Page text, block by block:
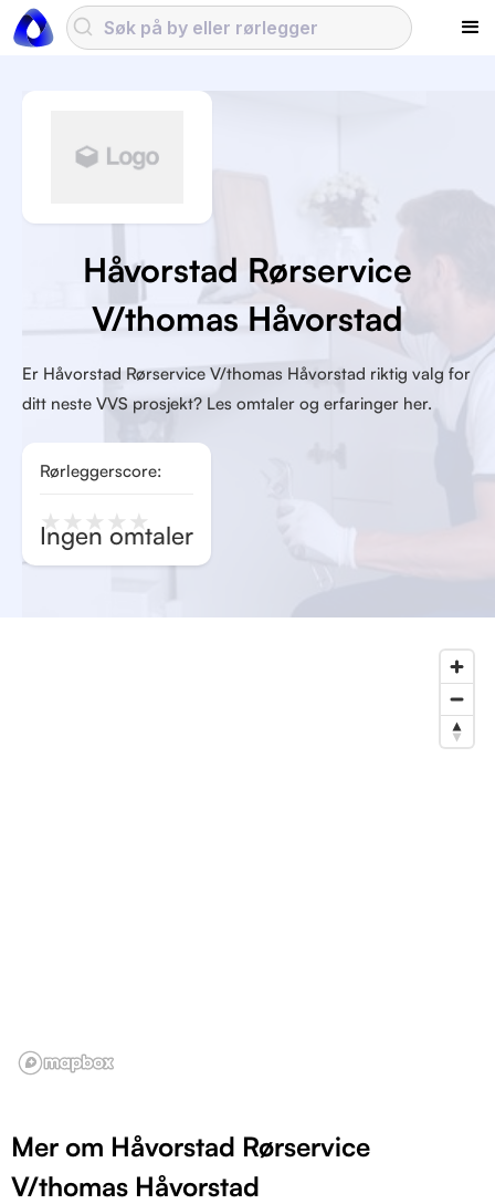
Rørleggerscore:
★ ★ ★ ★ ★
Ingen omtaler
Er Håvorstad Rørservice V/thomas Håvorstad riktig valg for
ditt neste VVS prosjekt? Les omtaler og erfaringer her.
Håvorstad Rørservice
V/thomas Håvorstad
Mer om Håvorstad Rørservice
V/thomas Håvorstad